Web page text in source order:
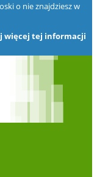
o nie znajdziesz w
więcej tej informacji